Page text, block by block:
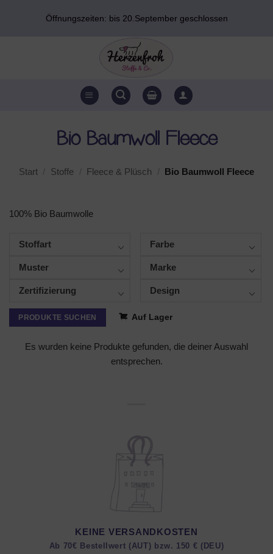
Öffnungszeiten: bis 20.September geschlossen
Bio Baumwoll Fleece
Start Stoffe Fleece & Plüsch Bio Baumwoll Fleece
100% Bio Baumwolle
Stoffart Farbe
Muster Marke
Zertifizierung Design
PRODUKTE SUCHEN Auf Lager
Es wurden keine Produkte gefunden, die deiner Auswahl
entsprechen.
KEINE VERSANDKOSTEN
Ab 70€ Bestellwert (AUT) bzw. 150 € (DEU)